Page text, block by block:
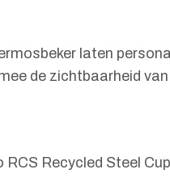
laten
de zichtbaarheid
Recycled Steel